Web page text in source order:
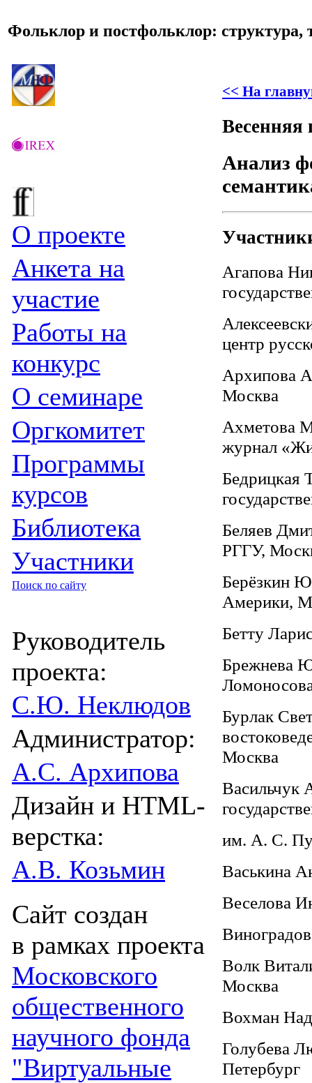
Фольклор и постфольклор: структура,
О проекте
Анкета на
участие
Работы на
конкурс
О семинаре
Оргкомитет
Программы
курсов
Библиотека
Участники
Поиск по сайту
Руководитель
проекта:
С.Ю. Неклюдов
Администратор:
А.С. Архипова
Дизайн и HTML-
верстка:
А.В. Козьмин
Сайт создан
в рамках проекта
Московского
общественного
научного фонда
"Виртуальные
<< На
Весенняя
Анализ
Агапова
центр
Архипова
Москва
Ахметова
журнал
Бедрицкая
Беляев
РГГУ,
Берёзкин
Америки,
Бетту
Брежнева
Бурлак
Москва
Васильчук
им. А. С.
Васькина
Веселова
Волк
Москва
Вохман
Голубева
Петербург